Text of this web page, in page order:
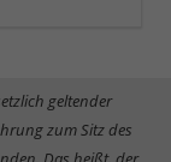
geltender
zum Sitz des